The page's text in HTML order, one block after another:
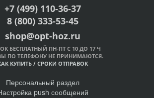
+7 (499) 110-36-37
8 (800) 333-53-45
shop@opt-hoz.ru
БЕСПЛАТНЫЙ ПН-ПТ С 10 ДО 17 Ч
ПО ТЕЛЕФОНУ НЕ ПРИНИМАЮТСЯ.
КУПИТЬ / СРОКИ ОТПРАВОК
Персональный раздел
push сообщений